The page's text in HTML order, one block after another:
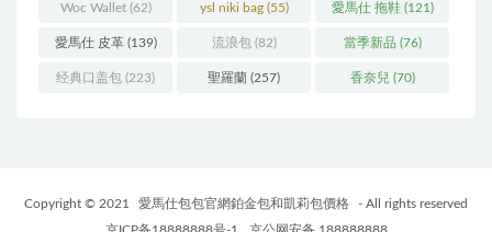
Woc Wallet(62) ysl niki bag(55) 愛馬仕 拖鞋(121)
愛馬仕 皮革(139) 流浪包(82) 當季新品 (76)
经典口盖包 (223) 聖羅蘭 (257) 香奈兒 (70)
Copyright © 2021 愛馬仕包包官網鉑金包和凱莉包價格
- All rights reserved